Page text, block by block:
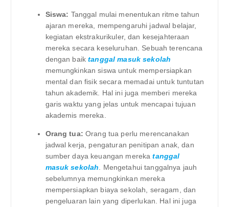
Siswa: Tanggal mulai menentukan ritme tahun
ajaran mereka, mempengaruhi jadwal belajar,
kegiatan ekstrakurikuler, dan kesejahteraan
mereka secara keseluruhan. Sebuah terencana
dengan baiktanggal masuk sekolah
memungkinkan siswa untuk mempersiapkan
mental dan fisik secara memadai untuk tuntutan
tahun akademik. Hal ini juga memberi mereka
garis waktu yang jelas untuk mencapai tujuan
akademis mereka.
Orang tua: Orang tua perlu merencanakan
jadwal kerja, pengaturan penitipan anak, dan
sumber daya keuangan merekatanggal
masuk sekolah . Mengetahui tanggalnya jauh
sebelumnya memungkinkan mereka
mempersiapkan biaya sekolah, seragam, dan
pengeluaran lain yang diperlukan. Hal ini juga